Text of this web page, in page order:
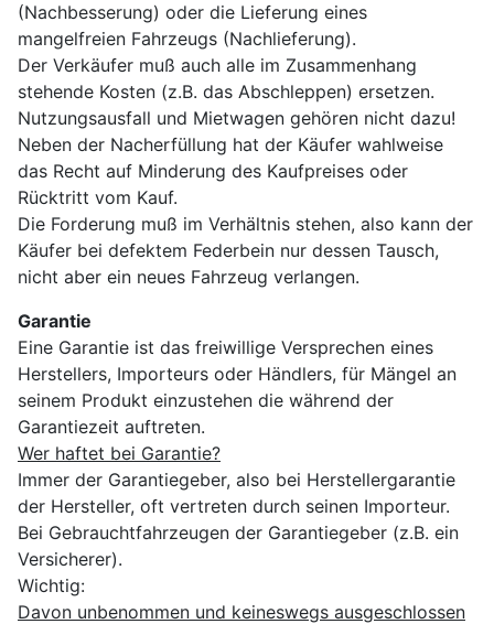
(Nachbesserung) oder die Lieferung eines
mangelfreien Fahrzeugs (Nachlieferung).
Der Verkäufer muß auch alle im Zusammenhang
stehende Kosten (z.B. das Abschleppen) ersetzen.
Nutzungsausfall und Mietwagen gehören nicht dazu!
Neben der Nacherfüllung hat der Käufer wahlweise
das Recht auf Minderung des Kaufpreises oder
Rücktritt vom Kauf.
Die Forderung muß im Verhältnis stehen, also kann der
Käufer bei defektem Federbein nur dessen Tausch,
nicht aber ein neues Fahrzeug verlangen.
Garantie
Eine Garantie ist das freiwillige Versprechen eines
Herstellers, Importeurs oder Händlers, für Mängel an
seinem Produkt einzustehen die während der
Garantiezeit auftreten.
Wer haftet bei Garantie?
Immer der Garantiegeber, also bei Herstellergarantie
der Hersteller, oft vertreten durch seinen Importeur.
Bei Gebrauchtfahrzeugen der Garantiegeber (z.B. ein
Versicherer).
Wichtig:
Davon unbenommen und keineswegs ausgeschlossen